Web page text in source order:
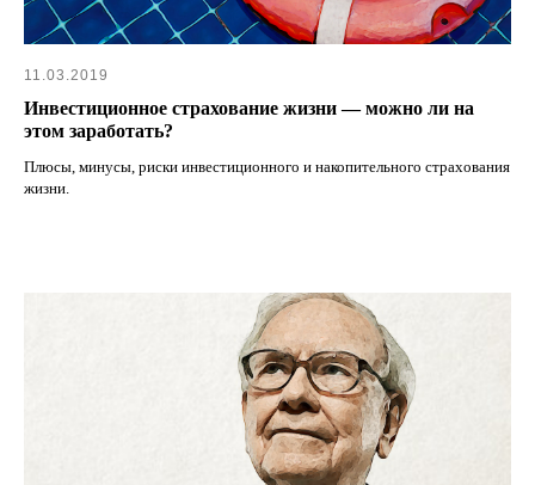
11.03.2019
Инвестиционное страхование жизни — можно ли на
этом заработать?
Плюсы, минусы, риски инвестиционного и накопительного страхования
жизни.